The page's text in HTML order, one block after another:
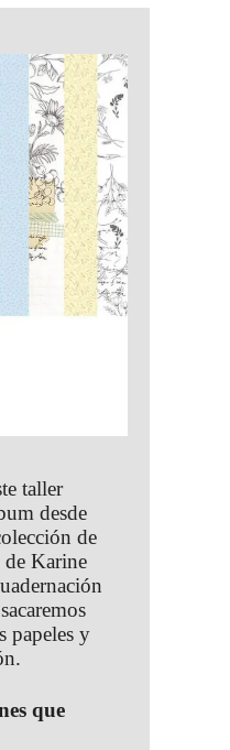
taller
desde
de
Karine
papeles y
que